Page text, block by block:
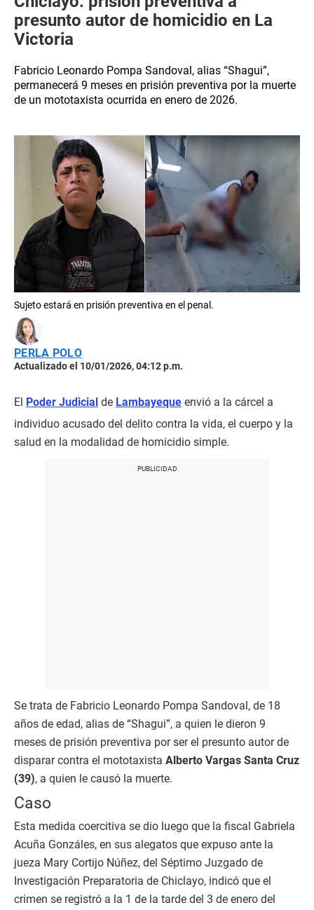
presunto autor de homicidio en La
Victoria
Fabricio Leonardo Pompa Sandoval, alias “Shagui”,
permanecerá 9 meses en prisión preventiva por la muerte
de un mototaxista ocurrida en enero de 2026.
Sujeto estará en prisión preventiva en el penal.
PERLA POLO
Actualizado el 10/01/2026, 04:12 p.m.
El Poder Judicial de Lambayeque envió a la cárcel a
individuo acusado del delito contra la vida, el cuerpo y la
salud en la modalidad de homicidio simple.
Se trata de Fabricio Leonardo Pompa Sandoval, de 18
años de edad, alias de “Shagui”, a quien le dieron 9
meses de prisión preventiva por ser el presunto autor de
disparar contra el mototaxista Alberto Vargas Santa Cruz
(39), a quien le causó la muerte.
Caso
Esta medida coercitiva se dio luego que la fiscal Gabriela
Acuña Gonzáles, en sus alegatos que expuso ante la
jueza Mary Cortijo Núñez, del Séptimo Juzgado de
Investigación Preparatoria de Chiclayo, indicó que el
crimen se registró a la 1 de la tarde del 3 de enero del